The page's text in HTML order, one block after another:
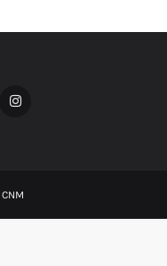
CNM